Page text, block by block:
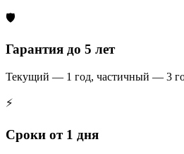
🛡️
Гарантия до 5 лет
Текущий — 1 год, частичный — 3
⚡
Сроки от 1 дня